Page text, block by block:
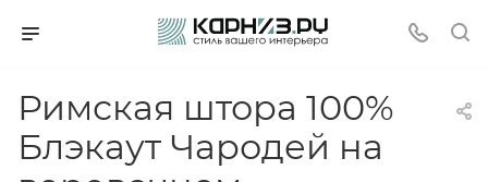
Римская штора 100%
Блэкаут Чародей на